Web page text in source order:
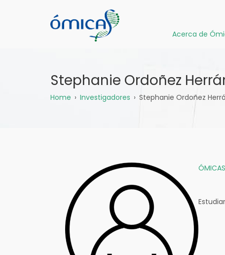
Acerca de
Stephanie Ordoñez
Sobrescribir
navegación
Home Investigadores Stephanie Ordoñez
ÓMICAS